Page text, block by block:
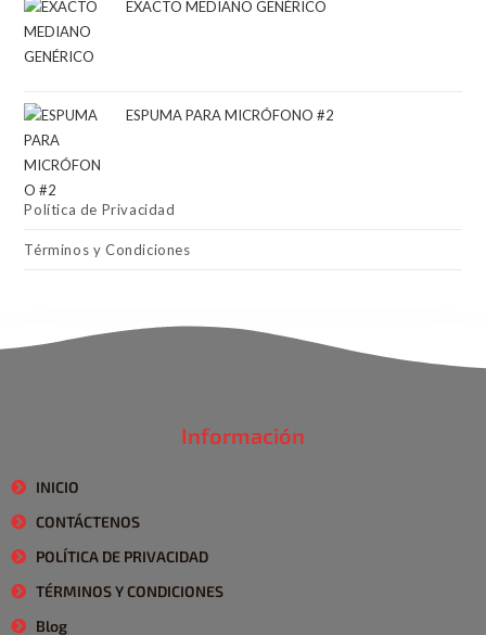
EXACTO MEDIANO GENÉRICO
ESPUMA PARA MICRÓFONO #2
Política de Privacidad
Términos y Condiciones
Información
INICIO
CONTÁCTENOS
POLÍTICA DE PRIVACIDAD
TÉRMINOS Y CONDICIONES
Blog